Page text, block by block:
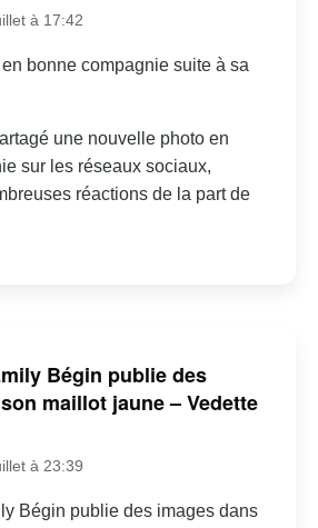
à 17:42
bonne compagnie suite à sa
une nouvelle photo en
sur les réseaux sociaux,
réactions de la part de
Bégin publie des
maillot jaune – Vedette
à 23:39
Bégin publie des images dans